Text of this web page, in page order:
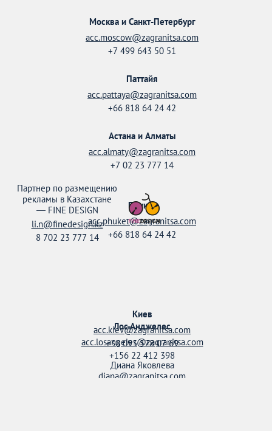
Москва и Санкт-Петербург
acc.moscow@zagranitsa.com
+7 499 643 50 51
Паттайя
acc.pattaya@zagranitsa.com
+66 818 64 24 42
Астана и Алматы
acc.almaty@zagranitsa.com
+7 02 23 777 14
Партнер по размещению
рекламы в Казахстане
— FINE DESIGN
li.n@finedesign.kz
8 702 23 777 14
Пхукет
acc.phuket@zagranitsa.com
+66 818 64 24 42
Киев
acc.kiev@zagranitsa.com
+38 093 578 07 69
Диана Яковлева
diana@zagranitsa.com
Лос-Анджелес
acc.losangeles@zagranitsa.com
+156 22 412 398